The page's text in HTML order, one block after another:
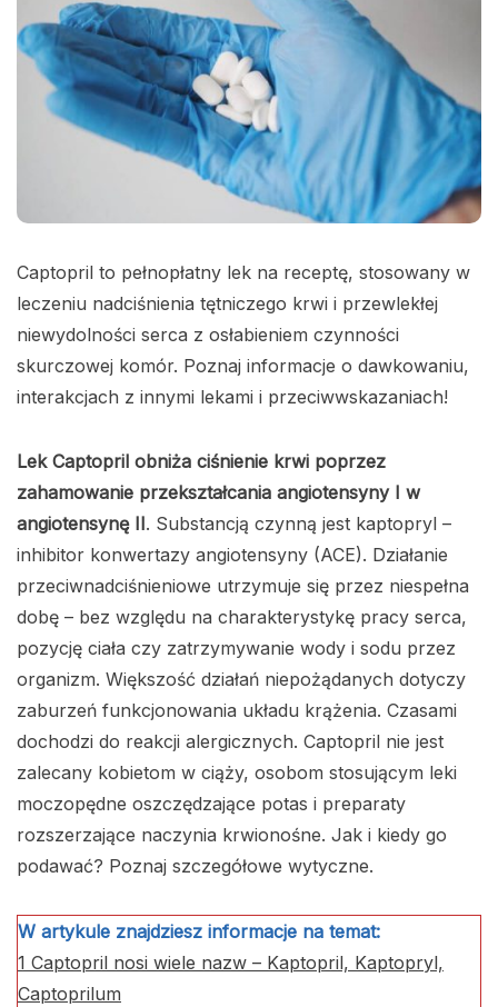
Captopril to pełnopłatny lek na receptę, stosowany w
leczeniu nadciśnienia tętniczego krwi i przewlekłej
niewydolności serca z osłabieniem czynności
skurczowej komór. Poznaj informacje o dawkowaniu,
interakcjach z innymi lekami i przeciwwskazaniach!
Lek Captopril obniża ciśnienie krwi poprzez
zahamowanie przekształcania angiotensyny I w
angiotensynę II. Substancją czynną jest kaptopryl –
inhibitor konwertazy angiotensyny (ACE). Działanie
przeciwnadciśnieniowe utrzymuje się przez niespełna
dobę – bez względu na charakterystykę pracy serca,
pozycję ciała czy zatrzymywanie wody i sodu przez
organizm. Większość działań niepożądanych dotyczy
zaburzeń funkcjonowania układu krążenia. Czasami
dochodzi do reakcji alergicznych. Captopril nie jest
zalecany kobietom w ciąży, osobom stosującym leki
moczopędne oszczędzające potas i preparaty
rozszerzające naczynia krwionośne. Jak i kiedy go
podawać? Poznaj szczegółowe wytyczne.
W artykule znajdziesz informacje na temat:
1 Captopril nosi wiele nazw – Kaptopril, Kaptopryl,
Captoprilum